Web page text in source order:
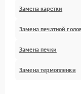
Замена каретки
Замена печатной
Замена печки
Замена термопленки